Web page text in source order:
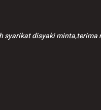
syarikat disyaki minta,terima